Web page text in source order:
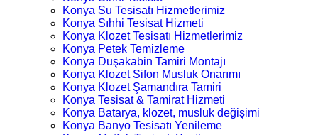
Konya Su Tesisatı Hizmetlerimiz
Konya Sıhhi Tesisat Hizmeti
Konya Klozet Tesisatı Hizmetlerimiz
Konya Petek Temizleme
Konya Duşakabin Tamiri Montajı
Konya Klozet Sifon Musluk Onarımı
Konya Klozet Şamandıra Tamiri
Konya Tesisat & Tamirat Hizmeti
Konya Batarya, klozet, musluk değişimi
Konya Banyo Tesisatı Yenileme